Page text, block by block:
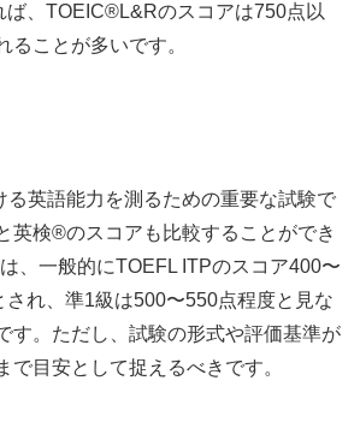
ば、TOEIC®L&Rのスコアは750点以
ることが多いです。
英語能力を測るための重要な試験で
英検®のスコアも比較することができ
、一般的にTOEFL ITPのスコア400〜
れ、準1級は500〜550点程度と見な
す。ただし、試験の形式や評価基準が
で目安として捉えるべきです。